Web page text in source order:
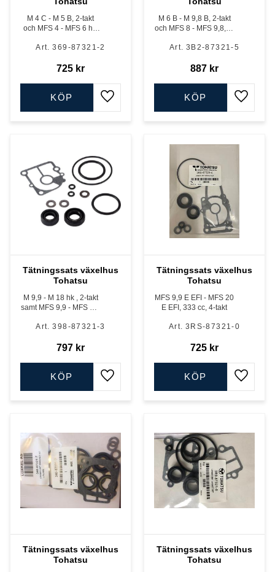
M 4 C - M 5 B, 2-takt
och MFS 4 - MFS 6 hk,
369-87321-2
725 kr
Lägg till i favoriter
KÖP
M 6 B - M 9,8 B, 2-takt
och MFS 8 - MFS 9,8, 4-
3B2-87321-5
887 kr
Lägg
KÖP
Tätningssats växelhus
Tohatsu
M 9,9 - M 18 hk , 2-takt
samt MFS 9,9 - MFS 20,
takt
398-87321-3
797 kr
Lägg till i favoriter
KÖP
Tätningssats växelhus
Tohatsu
MFS 9,9 E EFI - MFS 20
E EFI, 333 cc, 4-takt
3RS-87321-0
725 kr
Lägg
KÖP
Tätningssats växelhus
Tohatsu
Tätningssats växelhus
Tohatsu